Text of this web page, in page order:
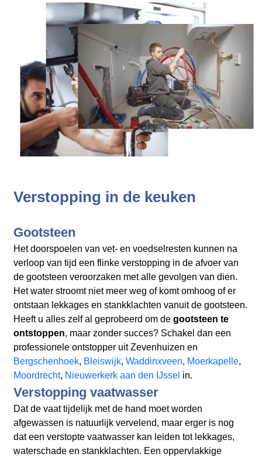
Verstopping in de keuken
Gootsteen
Het doorspoelen van vet- en voedselresten kunnen na
verloop van tijd een flinke verstopping in de afvoer van
de gootsteen veroorzaken met alle gevolgen van dien.
Het water stroomt niet meer weg of komt omhoog of er
ontstaan lekkages en stankklachten vanuit de gootsteen.
Heeft u alles zelf al geprobeerd om de gootsteen te
ontstoppen, maar zonder succes? Schakel dan een
professionele ontstopper uit Zevenhuizen en
Bergschenhoek, Bleiswijk, Waddinxveen, Moerkapelle,
Moordrecht, Nieuwerkerk aan den IJssel in.
Verstopping vaatwasser
Dat de vaat tijdelijk met de hand moet worden
afgewassen is natuurlijk vervelend, maar erger is nog
dat een verstopte vaatwasser kan leiden tot lekkages,
waterschade en stankklachten. Een oppervlakkige